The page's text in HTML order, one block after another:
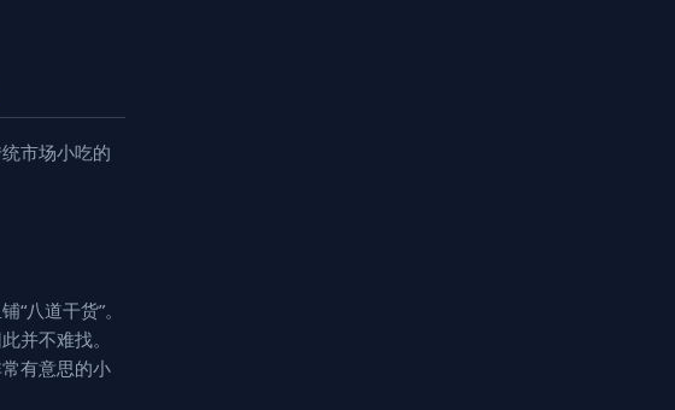
市场小吃的
八道干货”。
并不难找。
有意思的小